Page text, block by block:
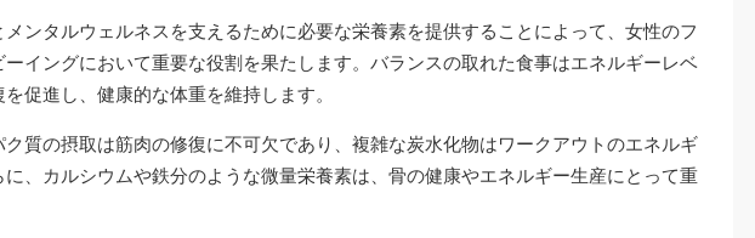
ンタルウェルネスを支えるために必要な栄養素を提供することによって、女性のフ
ーイングにおいて重要な役割を果たします。バランスの取れた食事はエネルギーレベ
促進し、健康的な体重を維持します。
質の摂取は筋肉の修復に不可欠であり、複雑な炭水化物はワークアウトのエネルギ
、カルシウムや鉄分のような微量栄養素は、骨の健康やエネルギー生産にとって重